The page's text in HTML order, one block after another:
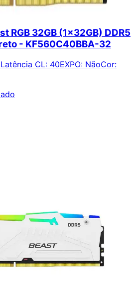
RGB 32GB (1x32GB) DDR5
- KF560C40BBA-32
Latência CL: 40EXPO: NãoCor: